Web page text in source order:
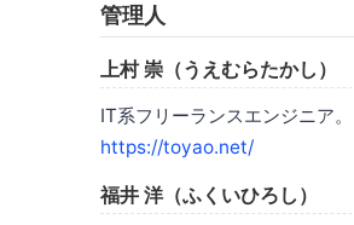
管理人
上村 崇（うえむらたかし）
IT系フリーランスエンジニア
https://toyao.net/
福井 洋（ふくいひろし）